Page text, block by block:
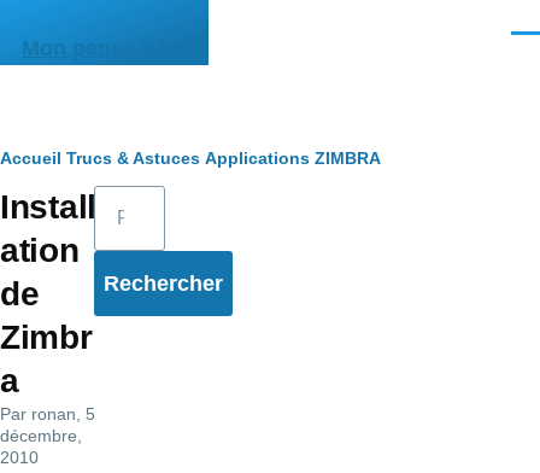
Mon pense-bête
Fil
d'Ariane
Accueil Trucs & Astuces Applications ZIMBRA
Install
ation
de
Zimbr
a
Par ronan , 5
décembre,
2010
Rechercher